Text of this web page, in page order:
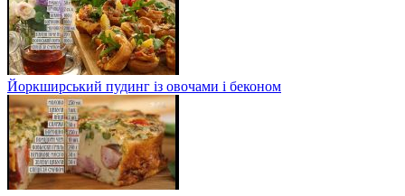
Йоркширський пудинг із овочами і беконом